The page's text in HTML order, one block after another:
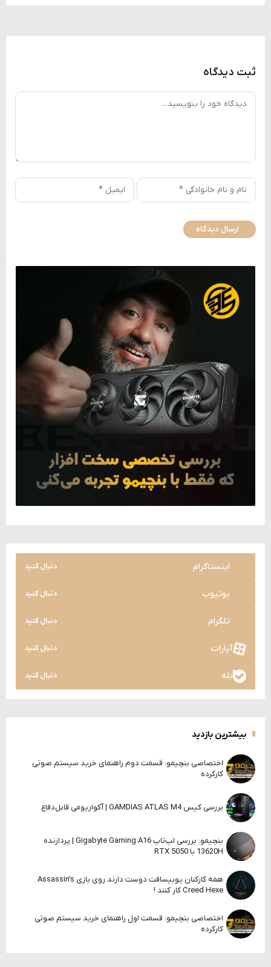
ثبت دیدگاه
اینستاگرام دنبال کنید
یوتیوب دنبال کنید
تلگرام دنبال کنید
آپارات دنبال کنید
بله دنبال کنید
بیشترین بازدید
اختصاصی بنچیمو: قسمت دوم راهنمای خرید سیستم صوتی
کارکرده
بررسی کیس GAMDIAS ATLAS M4 | آکواریومی قابل‌دفاع
بنچیمو: بررسی لپ‌تاپ Gigabyte Gaming A16 | پردازنده
13620H با RTX 5050
همه کارکنان یوبیسافت دوست دارند روی بازی Assassin’s
Creed Hexe کار کنند !
اختصاصی بنچیمو: قسمت اول راهنمای خرید سیستم صوتی
کارکرده